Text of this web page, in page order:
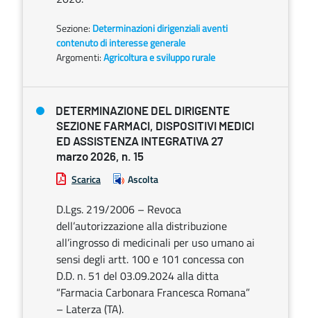
Sezione: Determinazioni dirigenziali aventi
contenuto di interesse generale
Argomenti:Agricoltura e sviluppo rurale
DETERMINAZIONE DEL DIRIGENTE
SEZIONE FARMACI, DISPOSITIVI MEDICI
ED ASSISTENZA INTEGRATIVA 27
marzo 2026, n. 15
Scarica Ascolta
D.Lgs. 219/2006 – Revoca
dell’autorizzazione alla distribuzione
all’ingrosso di medicinali per uso umano ai
sensi degli artt. 100 e 101 concessa con
D.D. n. 51 del 03.09.2024 alla ditta
“Farmacia Carbonara Francesca Romana”
– Laterza (TA).